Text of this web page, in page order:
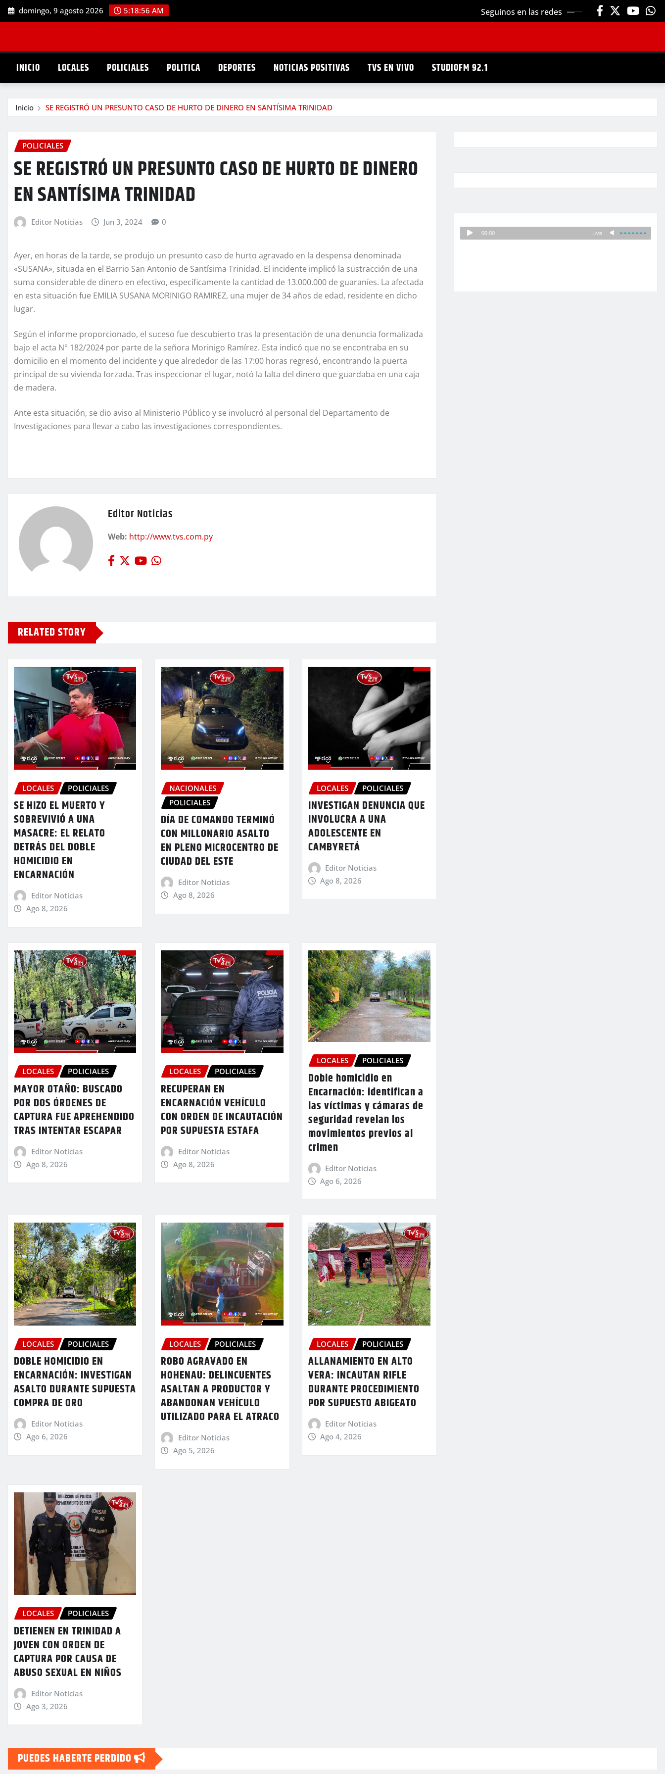
Saltar
al
domingo, 9 agosto 2026 5:18:57 AM Seguinos en las redes
INICIO LOCALES POLICIALES POLITICA DEPORTES NOTICIAS POSITIVAS TVS EN VIVO STUDIOFM 92.1
Inicio SE REGISTRÓ UN PRESUNTO CASO DE HURTO DE DINERO EN SANTÍSIMA TRINIDAD
POLICIALES
SE REGISTRÓ UN PRESUNTO CASO DE HURTO DE DINERO
EN SANTÍSIMA TRINIDAD
Editor Noticias Jun 3, 2024 0
Ayer, en horas de la tarde, se produjo un presunto caso de hurto agravado en la despensa denominada
«SUSANA», situada en el Barrio San Antonio de Santísima Trinidad. El incidente implicó la sustracción de una
suma considerable de dinero en efectivo, específicamente la cantidad de 13.000.000 de guaraníes. La afectada
en esta situación fue EMILIA SUSANA MORINIGO RAMIREZ, una mujer de 34 años de edad, residente en dicho
lugar.
Según el informe proporcionado, el suceso fue descubierto tras la presentación de una denuncia formalizada
bajo el acta N° 182/2024 por parte de la señora Morinigo Ramírez. Esta indicó que no se encontraba en su
domicilio en el momento del incidente y que alrededor de las 17:00 horas regresó, encontrando la puerta
principal de su vivienda forzada. Tras inspeccionar el lugar, notó la falta del dinero que guardaba en una caja
de madera.
Ante esta situación, se dio aviso al Ministerio Público y se involucró al personal del Departamento de
Investigaciones para llevar a cabo las investigaciones correspondientes.
Editor Noticias
Web: http://www.tvs.com.py
RELATED STORY
LOCALES POLICIALES
SE HIZO EL MUERTO Y
SOBREVIVIÓ A UNA
MASACRE: EL RELATO
DETRÁS DEL DOBLE
HOMICIDIO EN
ENCARNACIÓN
Editor Noticias
Ago 8, 2026
NACIONALES
POLICIALES
DÍA DE COMANDO TERMINÓ
CON MILLONARIO ASALTO
EN PLENO MICROCENTRO DE
CIUDAD DEL ESTE
Editor Noticias
Ago 8, 2026
LOCALES POLICIALES
INVESTIGAN DENUNCIA QUE
INVOLUCRA A UNA
ADOLESCENTE EN
CAMBYRETÁ
Editor Noticias
Ago 8, 2026
LOCALES POLICIALES
MAYOR OTAÑO: BUSCADO
POR DOS ÓRDENES DE
CAPTURA FUE APREHENDIDO
TRAS INTENTAR ESCAPAR
Editor Noticias
Ago 8, 2026
LOCALES POLICIALES
RECUPERAN EN
ENCARNACIÓN VEHÍCULO
CON ORDEN DE INCAUTACIÓN
POR SUPUESTA ESTAFA
Editor Noticias
Ago 8, 2026
LOCALES POLICIALES
Doble homicidio en
Encarnación: identifican a
las víctimas y cámaras de
seguridad revelan los
movimientos previos al
crimen
Editor Noticias
Ago 6, 2026
LOCALES POLICIALES
DOBLE HOMICIDIO EN
ENCARNACIÓN: INVESTIGAN
ASALTO DURANTE SUPUESTA
COMPRA DE ORO
Editor Noticias
Ago 6, 2026
LOCALES POLICIALES
ROBO AGRAVADO EN
HOHENAU: DELINCUENTES
ASALTAN A PRODUCTOR Y
ABANDONAN VEHÍCULO
UTILIZADO PARA EL ATRACO
Editor Noticias
Ago 5, 2026
LOCALES POLICIALES
ALLANAMIENTO EN ALTO
VERA: INCAUTAN RIFLE
DURANTE PROCEDIMIENTO
POR SUPUESTO ABIGEATO
Editor Noticias
Ago 4, 2026
LOCALES POLICIALES
DETIENEN EN TRINIDAD A
JOVEN CON ORDEN DE
CAPTURA POR CAUSA DE
ABUSO SEXUAL EN NIÑOS
Editor Noticias
Ago 3, 2026
PUEDES HABERTE PERDIDO